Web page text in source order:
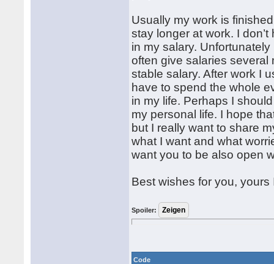
Usually my work is
stay longer at work. I
in my salary.
often give salaries several
stable salary. After work I
have to spend the whole
in my life. Perhaps I
my personal life. I hope
but I really want to share
what I want and what
want you to be also open
Best wishes for you,
Spoiler:
Code